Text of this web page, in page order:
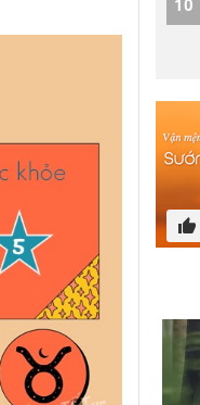
10